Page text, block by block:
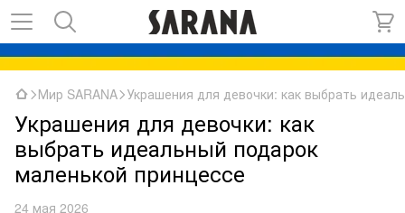
Мир SARANA Украшения для девочки: как выбрать
Украшения для девочки: как
выбрать идеальный подарок
маленькой принцессе
24 мая 2026